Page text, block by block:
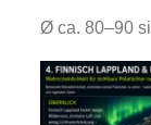
Ø ca. 80–90